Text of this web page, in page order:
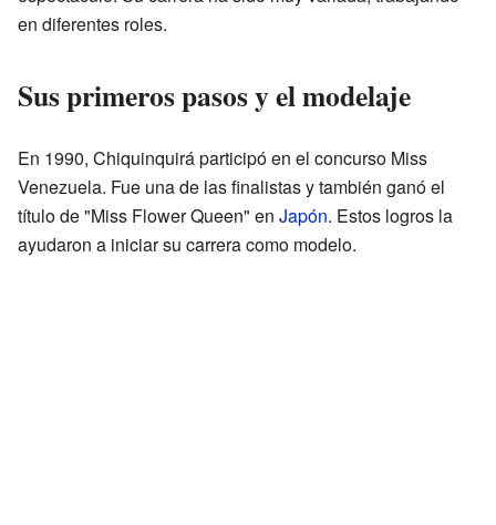
en diferentes roles.
Sus primeros pasos y el modelaje
En 1990, Chiquinquirá participó en el concurso Miss
Venezuela. Fue una de las finalistas y también ganó el
título de "Miss Flower Queen" en Japón. Estos logros la
ayudaron a iniciar su carrera como modelo.